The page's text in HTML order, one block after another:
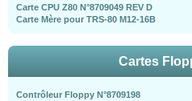
Carte CPU Z80 N°8709049 REV D
Carte Mère pour TRS-80 M12-16B
Cartes
Contrôleur Floppy N°8709198